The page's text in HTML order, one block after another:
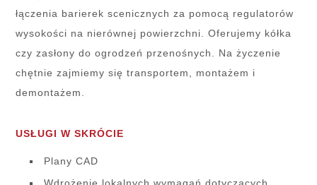
łączenia barierek scenicznych za pomocą regulatorów
wysokości na nierównej powierzchni. Oferujemy kółka
czy zasłony do ogrodzeń przenośnych. Na życzenie
chętnie zajmiemy się transportem, montażem i
demontażem.
USŁUGI W SKRÓCIE
Plany CAD
Wdrożenie lokalnych wymagań dotyczących